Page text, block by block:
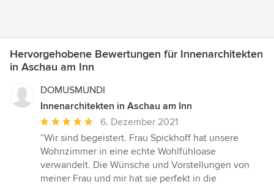
Hervorgehobene Bewertungen für Innenarchitekten
in Aschau am Inn
DOMUSMUNDI
Innenarchitekten in Aschau am Inn
Durchschnittliche
Bewertung:
5
von
5
6. Dezember 2021
“Wir sind begeistert. Frau Spickhoff hat unsere
Wohnzimmer in eine echte Wohlfühloase
verwandelt. Die Wünsche und Vorstellungen von
meiner Frau und mir hat sie perfekt in die